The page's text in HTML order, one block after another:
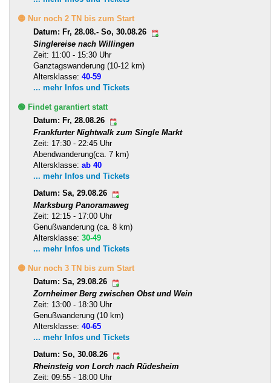
🟡 Nur noch 2 TN bis zum Start
Datum: Fr, 28.08.- So, 30.08.26
Singlereise nach Willingen
Zeit: 11:00 - 15:30 Uhr
Ganztagswanderung (10-12 km)
Altersklasse: 40-59
... mehr Infos und Tickets
🟢 Findet garantiert statt
Datum: Fr, 28.08.26
Frankfurter Nightwalk zum Single Markt
Zeit: 17:30 - 22:45 Uhr
Abendwanderung(ca. 7 km)
Altersklasse: ab 40
... mehr Infos und Tickets
Datum: Sa, 29.08.26
Marksburg Panoramaweg
Zeit: 12:15 - 17:00 Uhr
Genußwanderung (ca. 8 km)
Altersklasse: 30-49
... mehr Infos und Tickets
🟡 Nur noch 3 TN bis zum Start
Datum: Sa, 29.08.26
Zornheimer Berg zwischen Obst und Wein
Zeit: 13:00 - 18:30 Uhr
Genußwanderung (10 km)
Altersklasse: 40-65
... mehr Infos und Tickets
Datum: So, 30.08.26
Rheinsteig von Lorch nach Rüdesheim
Zeit: 09:55 - 18:00 Uhr